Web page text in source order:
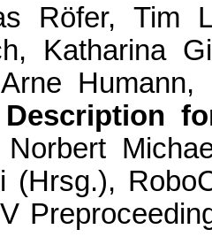
Röfer, Tim
Katharina
Description
Norbert
(Hrsg.),